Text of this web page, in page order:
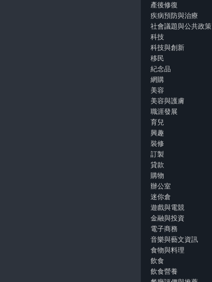
產後修復
疾病預防與治療
社會議題與公共政策
科技
科技與創新
移民
紀念品
網購
美容
美容與護膚
職涯發展
育兒
興趣
裝修
訂製
貸款
購物
辦公室
迷你倉
遊戲與電競
金融與投資
電子商務
音樂與藝文資訊
食物與料理
飲食
飲食營養